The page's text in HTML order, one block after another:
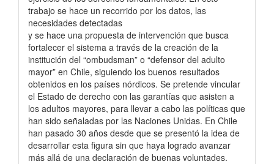
trabajo se hace un recorrido por los datos, las
necesidades detectadas
y se hace una propuesta de intervención que busca
fortalecer el sistema a través de la creación de la
institución del “ombudsman” o “defensor del adulto
mayor” en Chile, siguiendo los buenos resultados
obtenidos en los países nórdicos. Se pretende vincular
el Estado de derecho con las garantías que asisten a
los adultos mayores, para llevar a cabo las políticas que
han sido señaladas por las Naciones Unidas. En Chile
han pasado 30 años desde que se presentó la idea de
desarrollar esta figura sin que haya logrado avanzar
más allá de una declaración de buenas voluntades.